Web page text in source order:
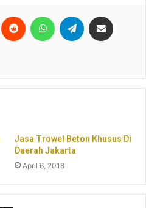
Pinterest Reddit WhatsAppTelegram
Jasa Trowel Beton Khusus Di
Daerah Jakarta
April 6, 2018